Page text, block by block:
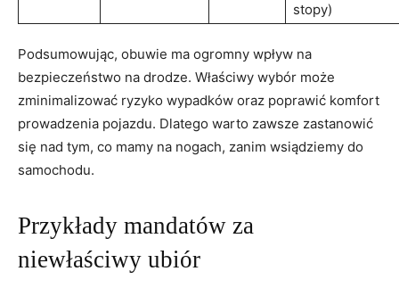
stopy)
Podsumowując, obuwie ma ogromny wpływ na
bezpieczeństwo na drodze. Właściwy wybór może
zminimalizować ryzyko wypadków oraz poprawić komfort
prowadzenia pojazdu. Dlatego warto zawsze zastanowić
się nad tym, co mamy na nogach, zanim wsiądziemy do
samochodu.
Przykłady mandatów za
niewłaściwy ubiór